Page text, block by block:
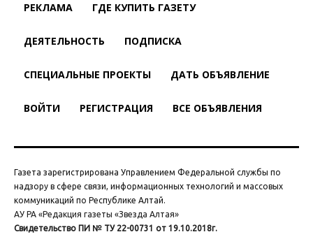
РЕКЛАМА ГДЕ КУПИТЬ ГАЗЕТУ
ДЕЯТЕЛЬНОСТЬ ПОДПИСКА
СПЕЦИАЛЬНЫЕ ПРОЕКТЫ ДАТЬ ОБЪЯВЛЕНИЕ
ВОЙТИ РЕГИСТРАЦИЯ ВСЕ ОБЪЯВЛЕНИЯ
Газета зарегистрирована Управлением Федеральной службы по
надзору в сфере связи, информационных технологий и массовых
коммуникаций по Республике Алтай.
АУ РА «Редакция газеты «Звезда Алтая»
Свидетельство ПИ № ТУ 22-00731 от 19.10.2018г.